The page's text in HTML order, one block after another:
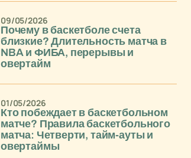
Почему в баскетболе счета
близкие? Длительность матча в
NBA и ФИБА, перерывы и
овертайм
09/05/2026
Кто побеждает в баскетбольном
матче? Правила баскетбольного
матча: Четверти, тайм-ауты и
овертаймы
01/05/2026